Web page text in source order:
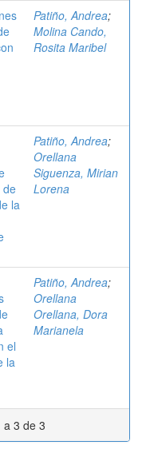
Patiño, Andrea;
Molina Cando,
Rosita Maribel
de
la
Patiño, Andrea;
Orellana
Siguenza, Mirian
Lorena
el
la
Patiño, Andrea;
Orellana
Orellana, Dora
Marianela
a 3 de 3